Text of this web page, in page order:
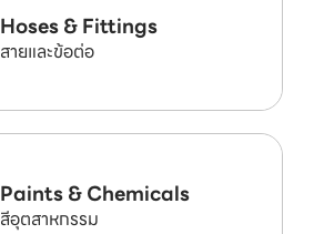
Hoses & Fittings
สายและข้อต่อ
Paints & Chemicals
สีอุตสาหกรรม